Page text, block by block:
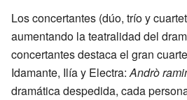
Los concertantes (dúo, trío y
aumentando la teatralidad del
concertantes destaca el gran
Idamante, Ilía y Electra:Andrò
dramática despedida, cada